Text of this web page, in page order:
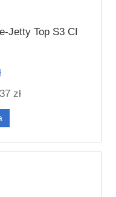
Jetty Top S3 CI
zł